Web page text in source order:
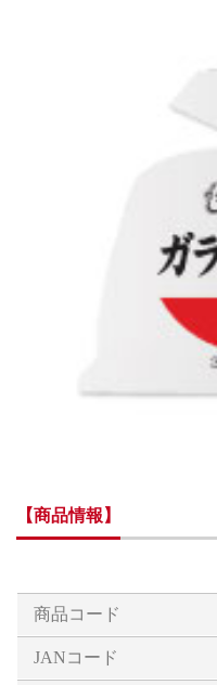
【商品情報】
商品コード
JANコード